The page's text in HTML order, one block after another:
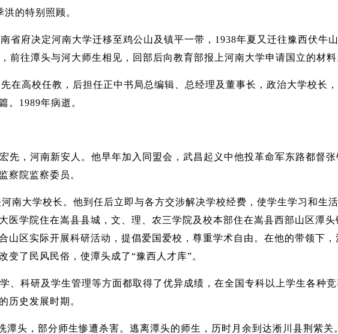
的特别照顾。
省府决定河南大学迁移至鸡公山及镇平一带，1938年夏又迁往豫西伏
前往潭头与河大师生相见，回部后向教育部报上河南大学申请国立的材
在高校任教，后担任正中书局总编辑、总经理及董事长，政治大学校长
。1989年病逝。
先，河南新安人。他早年加入同盟会，武昌起义中他投革命军东路都督
察院监察委员。
南大学校长。他到任后立即与各方交涉解决学校经费，使学生学习和
医学院住在嵩县县城，文、理、农三学院及校本部住在嵩县西部山区潭
山区实际开展科研活动，提倡爱国爱校，尊重学术自由。在他的带领下
变了民风民俗，使潭头成了“豫西人才库”。
、科研及学生管理等方面都取得了优异成绩，在全国专科以上学生各种
历史发展时期。
潭头，部分师生惨遭杀害。逃离潭头的师生，历时月余到达淅川县荆紫